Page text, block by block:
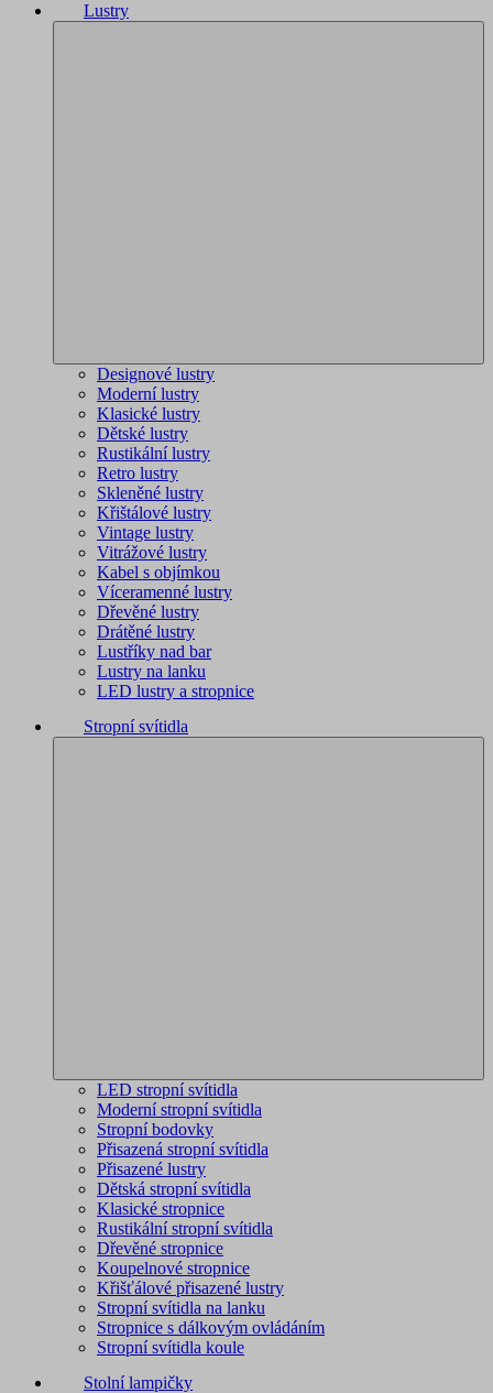
Lustry
Designové lustry
Moderní lustry
Klasické lustry
Dětské lustry
Rustikální lustry
Retro lustry
Skleněné lustry
Křištálové lustry
Vintage lustry
Vitrážové lustry
Kabel s objímkou
Víceramenné lustry
Dřevěné lustry
Drátěné lustry
Lustříky nad bar
Lustry na lanku
LED lustry a stropnice
Stropní svítidla
LED stropní svítidla
Moderní stropní svítidla
Stropní bodovky
Přisazená stropní svítidla
Přisazené lustry
Dětská stropní svítidla
Klasické stropnice
Rustikální stropní svítidla
Dřevěné stropnice
Koupelnové stropnice
Křišťálové přisazené lustry
Stropní svítidla na lanku
Stropnice s dálkovým ovládáním
Stropní svítidla koule
Stolní lampičky